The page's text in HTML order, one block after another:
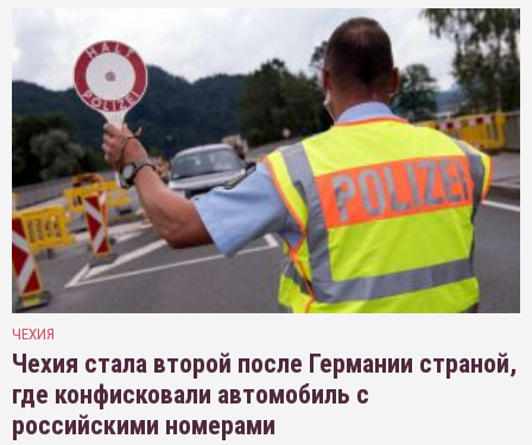
ЧЕХИЯ
Чехия стала второй после Германии страной,
где конфисковали автомобиль с
российскими номерами